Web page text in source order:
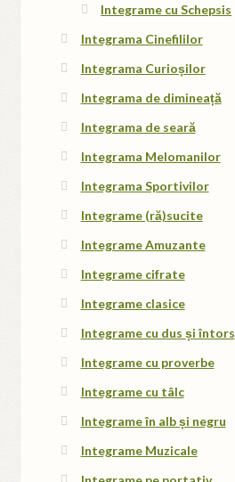
Integrame cu Schepsis
Integrama Cinefililor
Integrama Curioșilor
Integrama de dimineață
Integrama de seară
Integrama Melomanilor
Integrama Sportivilor
Integrame (ră)sucite
Integrame Amuzante
Integrame cifrate
Integrame clasice
Integrame cu dus și întors
Integrame cu proverbe
Integrame cu tâlc
Integrame în alb și negru
Integrame Muzicale